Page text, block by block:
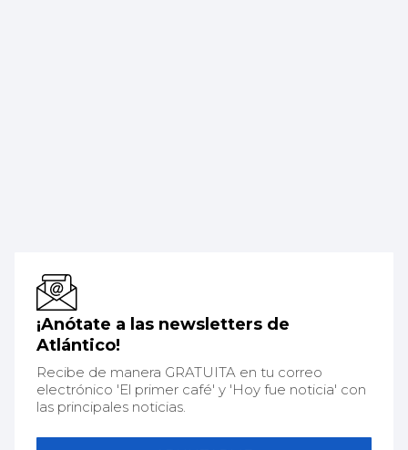
¡Anótate a las newsletters de
Atlántico!
Recibe de manera GRATUITA en tu correo
electrónico 'El primer café' y 'Hoy fue noticia' con
las principales noticias.